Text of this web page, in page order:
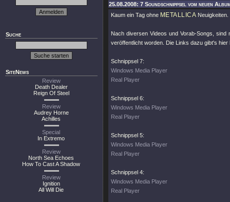
Suche
SiteNews
Review
Death Dealer
Reign Of Steel
Review
Audrey Horne
Achilles
Special
In Extremo
Review
North Sea Echoes
How To Cast A Shadow
Review
Ignition
All Will Die
25.08.2008: 7 Soundschnippsel vom neuen
Kaum ein Tag ohne METALLICA Neuigkeiten.
Nach diversen Videos und Vorab-Songs,
veröffentlicht worden. Die Links dazu gibt's hier
Schnippsel 7:
Windows Media Player
Real Player
Schnippsel 6:
Windows Media Player
Real Player
Schnippsel 5:
Windows Media Player
Real Player
Schnippsel 4:
Windows Media Player
Real Player